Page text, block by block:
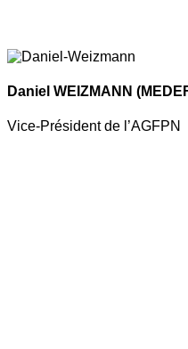
Daniel WEIZMANN
Vice-Président de l’AGFPN